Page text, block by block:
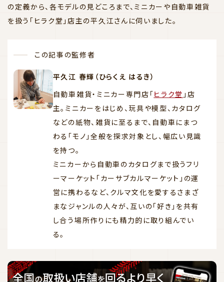
の定義から、各モデルの見どころまで、ミニカーや自動車雑貨
を扱う「ヒラク堂」店主の平久江さんに伺いました。
この記事の監修者
平久江 春輝（ひらくえ はるき）
自動車雑貨・ミニカー専門店「ヒラク堂 」店
主。ミニカーをはじめ、玩具や模型、カタログ
などの紙物、雑貨に至るまで、自動車にまつ
わる「モノ」全般を探求対象とし、幅広い見識
を持つ。
ミニカーから自動車のカタログまで扱うフリ
ーマーケット「カーサブカルマーケット」の運
営に携わるなど、クルマ文化を愛するさまざ
まなジャンルの人々が、互いの「好き」を共有
し合う場所作りにも精力的に取り組んでい
る。